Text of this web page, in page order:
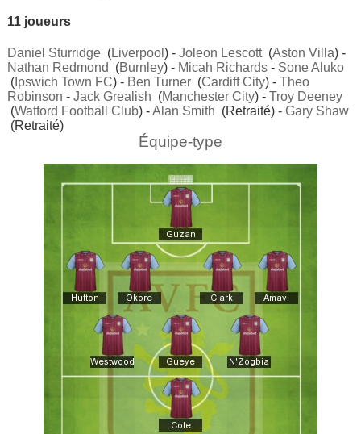
11 joueurs
Daniel Sturridge(Liverpool ) - Joleon Lescott(Aston Villa) -
Nathan Redmond
(Burnley) - Micah Richards- Sone Aluko
(Ipswich Town FC) - Ben Turner(Cardiff City) - Theo
Robinson - Jack Grealish (Manchester City) - Troy Deeney
(Watford Football Club) -Alan Smith (Retraité) - Gary Shaw
(Retraité)
Équipe-type